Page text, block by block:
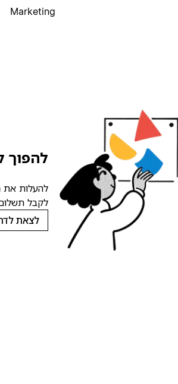
Marketing
להפוך
לקבל
לצאת